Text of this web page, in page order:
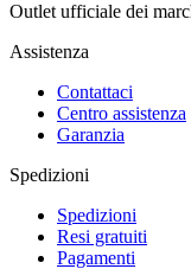
Outlet ufficiale dei
Assistenza
Contattaci
Centro assistenza
Garanzia
Spedizioni
Spedizioni
Resi gratuiti
Pagamenti